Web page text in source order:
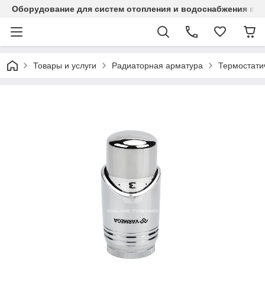
Оборудование для систем отопления и водоснабжения в
Товары и услуги Радиаторная арматура